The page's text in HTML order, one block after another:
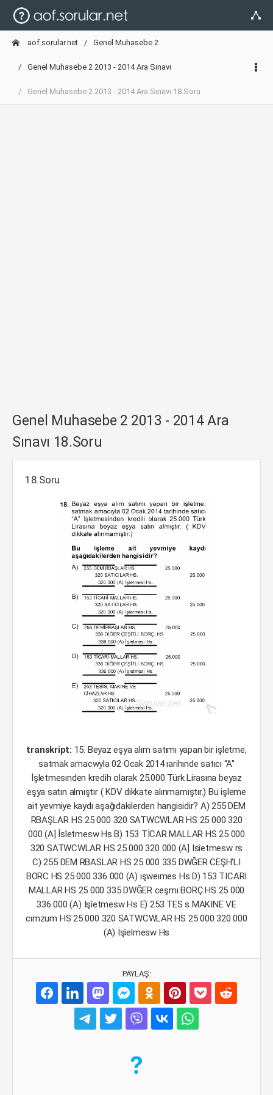
aof.sorular.net Genel Muhasebe 2
Genel Muhasebe 2 2013 - 2014 Ara Sınavı
Genel Muhasebe 2 2013 - 2014 Ara Sınavı 18.Soru
Genel Muhasebe 2 2013 - 2014 Ara
Sınavı 18.Soru
18.Soru
transkript: 15. Beyaz eşya alım satımı yapan bir işletme,
satmak amacwyla 02 Ocak 2014 ıarihınde satıcı “A"
İşletmesınden kredih olarak 25.000 Türk Lirasına beyaz
eşya satın almıştır ( KDV dikkate alınmamıştır.) Bu işleme
ait yevmiye kaydı aşağıdakilerden hangisidir? A) 255 DEM
RBAŞLAR HS 25 000 320 SATWCWLAR HS 25 000 320
000 (A] İsîetmesw Hs B) 153 TİCAR MALLAR HS 25 000
320 SATWCWLAR HS 25 000 320 000 (A] Isîetmesw rs
C) 255 DEM RBASLAR HS 25 000 335 DWĞER CEŞH'LI
BORC HS 25 000 336 000 (A) ışweımes Hs D) 153 TICARI
MALLAR HS 25 000 335 DWĞER ceşmı BORÇ HS 25 000
336 000 (A) Işîetmesw Hs E) 253 TES s MAKINE VE
cımzum HS 25 000 320 SATWCWLAR HS 25 000 320 000
(A) İşîelmesw Hs
PAYLAŞ: